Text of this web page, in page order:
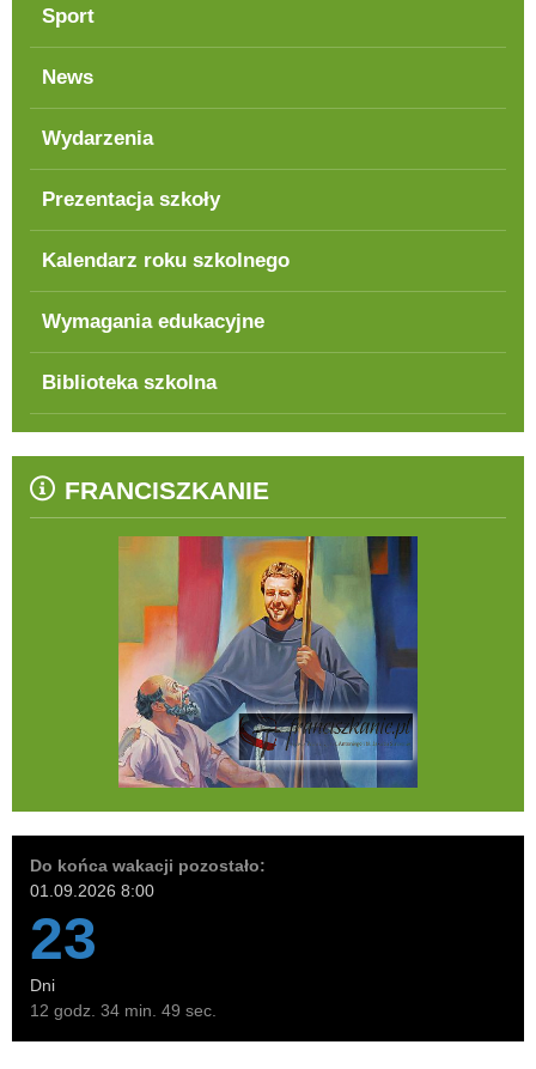
Sport
News
Wydarzenia
Prezentacja szkoły
Kalendarz roku szkolnego
Wymagania edukacyjne
Biblioteka szkolna
FRANCISZKANIE
Do końca wakacji pozostało:
01.09.2026 8:00
23
Dni
12 godz. 34 min. 47 sec.